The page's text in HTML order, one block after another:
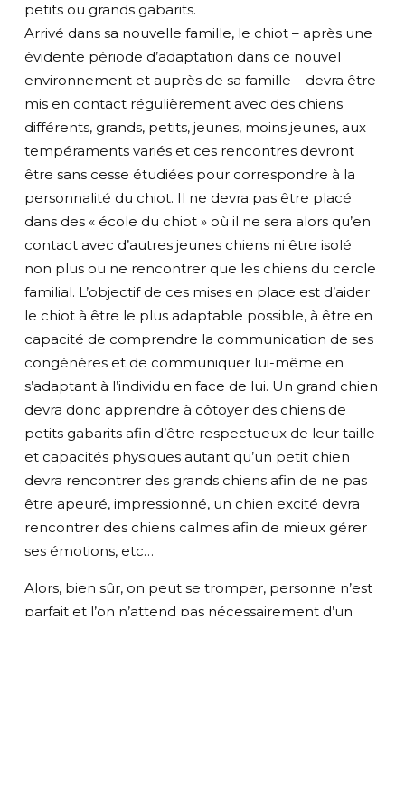
petits ou grands gabarits.
Arrivé dans sa nouvelle famille, le chiot – après une
évidente période d’adaptation dans ce nouvel
environnement et auprès de sa famille – devra être
mis en contact régulièrement avec des chiens
différents, grands, petits, jeunes, moins jeunes, aux
tempéraments variés et ces rencontres devront
être sans cesse étudiées pour correspondre à la
personnalité du chiot. Il ne devra pas être placé
dans des « école du chiot » où il ne sera alors qu’en
contact avec d’autres jeunes chiens ni être isolé
non plus ou ne rencontrer que les chiens du cercle
familial. L’objectif de ces mises en place est d’aider
le chiot à être le plus adaptable possible, à être en
capacité de comprendre la communication de ses
congénères et de communiquer lui-même en
s’adaptant à l’individu en face de lui. Un grand chien
devra donc apprendre à côtoyer des chiens de
petits gabarits afin d’être respectueux de leur taille
et capacités physiques autant qu’un petit chien
devra rencontrer des grands chiens afin de ne pas
être apeuré, impressionné, un chien excité devra
rencontrer des chiens calmes afin de mieux gérer
ses émotions, etc…
Alors, bien sûr, on peut se tromper, personne n’est
parfait et l’on n’attend pas nécessairement d’un